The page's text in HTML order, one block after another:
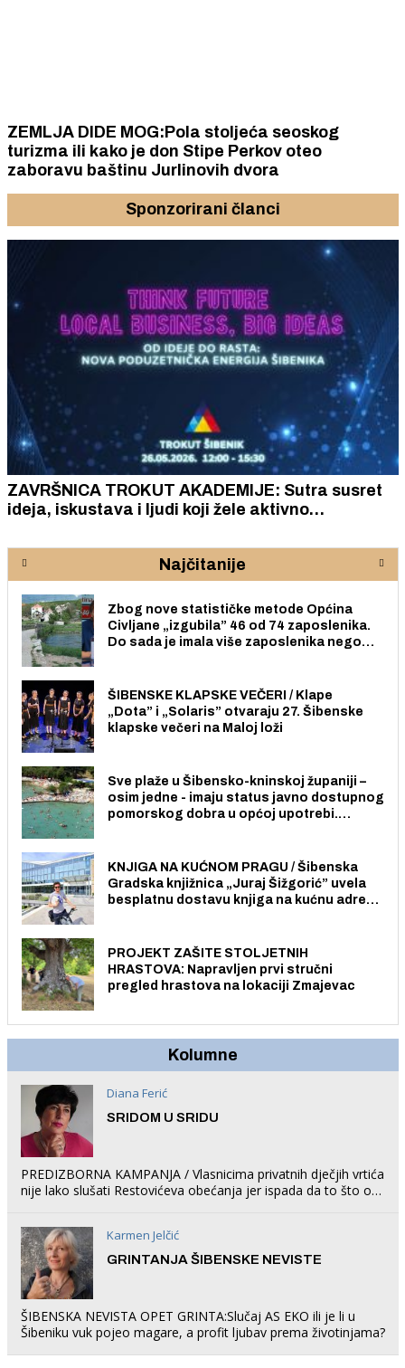
ZEMLJA DIDE MOG:Pola stoljeća seoskog
turizma ili kako je don Stipe Perkov oteo
zaboravu baštinu Jurlinovih dvora
Sponzorirani članci
ZAVRŠNICA TROKUT AKADEMIJE: Sutra susret
ideja, iskustava i ljudi koji žele aktivno
lokalne zajednice
Najčitanije
Zbog nove statističke metode Općina
Civljane „izgubila” 46 od 74 zaposlenika.
Do sada je imala više zaposlenika nego
ŠIBENSKE KLAPSKE VEČERI / Klape
„Dota” i „Solaris” otvaraju 27. Šibenske
klapske večeri na Maloj loži
Sve plaže u Šibensko-kninskoj županiji –
osim jedne - imaju status javno dostupnog
pomorskog dobra u općoj upotrebi.
KNJIGA NA KUĆNOM PRAGU / Šibenska
Gradska knjižnica „Juraj Šižgorić” uvela
besplatnu dostavu knjiga na kućnu adresu
PROJEKT ZAŠITE STOLJETNIH
HRASTOVA: Napravljen prvi stručni
pregled hrastova na lokaciji Zmajevac
Kolumne
Diana Ferić
SRIDOM U SRIDU
PREDIZBORNA KAMPANJA / Vlasnicima privatnih dječjih vrtića
nije lako slušati Restovićeva obećanja jer ispada da to što oni
Karmen Jelčić
GRINTANJA ŠIBENSKE NEVISTE
ŠIBENSKA NEVISTA OPET GRINTA:Slučaj AS EKO ili je li u
Šibeniku vuk pojeo magare, a profit ljubav prema životinjama?